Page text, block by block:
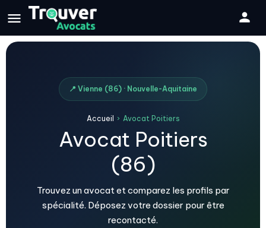
📍 Vienne (86) · Nouvelle-Aquitaine
Accueil › Avocat Poitiers
Avocat Poitiers
(86)
Trouvez un avocat et comparez les profils par
spécialité. Déposez votre dossier pour être
recontacté.